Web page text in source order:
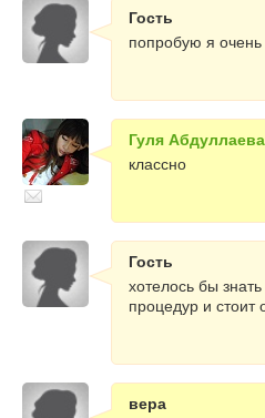
Гость
попробую я
Гуля Абдуллаева
классно
Гость
хотелось бы
процедур и стоит
вера